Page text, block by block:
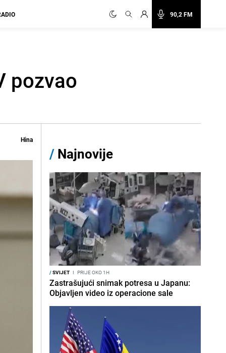
90,2 FM
pozvao
Hina
/ Najnovije
/SVIJET I PRIJE OKO 1H
Zastrašujući snimak potresa u Japanu:
Objavljen video iz operacione sale